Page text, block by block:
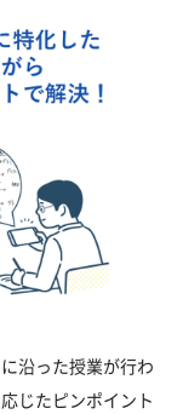
沿った授業が行わ
じたピンポイント